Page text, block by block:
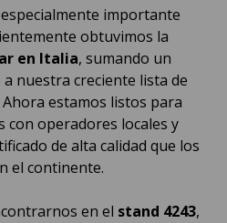
importante
obtuvimos la
en Italia, sumando un
nuestra creciente lista de
estamos listos para
con operadores locales y
de alta calidad que los
el continente.
en el stand 4243,